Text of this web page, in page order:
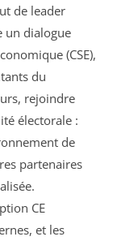
de leader
un dialogue
(CSE),
du
rejoindre
électorale :
de
partenaires
CE
et les